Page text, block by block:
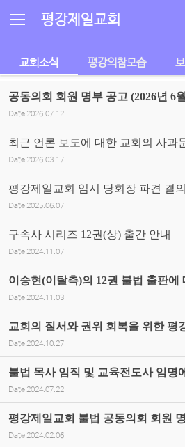
평강제일교회
교회소식 평강의참모습
공동의회 회원 명부 공고 (2026년 6
Date 2026.07.12
최근 언론 보도에 대한 교회의 사과
Date 2026.03.17
평강제일교회 임시 당회장 파견 결
Date 2025.06.07
구속사 시리즈 12권(상) 출간 안내
Date 2024.11.07
이승현(이탈측)의 12권 불법 출판에
Date 2024.11.03
교회의 질서와 권위 회복을 위한 평
Date 2024.10.27
불법 목사 임직 및 교육전도사 임명
Date 2024.07.22
평강제일교회 불법 공동의회 회원
Date 2024.02.06